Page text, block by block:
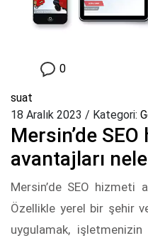
0
suat
18 Aralık 2023 / Kategori:
Mersin’de
avantajları
Mersin’de SEO hizmeti
Özellikle yerel bir şehir
uygulamak,